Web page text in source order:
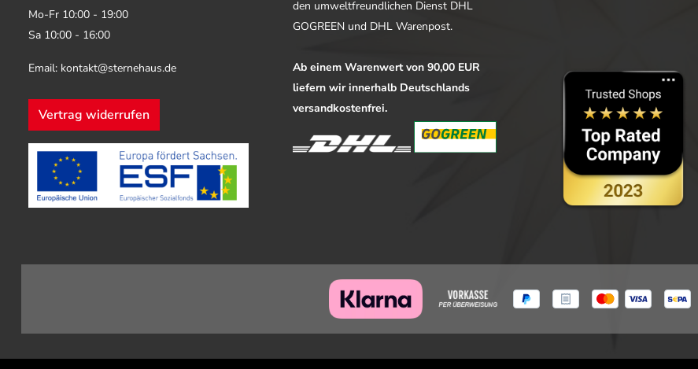
Mo-Fr 10:00 - 19:00
Sa 10:00 - 16:00
Email: kontakt@sternehaus.de
Vertrag widerrufen
den umweltfreundlichen Dienst DHL
GOGREEN und DHL Warenpost.
Ab einem Warenwert von 90,00 EUR
liefern wir innerhalb Deutschlands
versandkostenfrei.